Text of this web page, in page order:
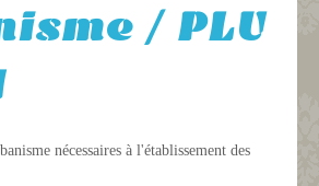
/ PLU
nécessaires à l'établissement des